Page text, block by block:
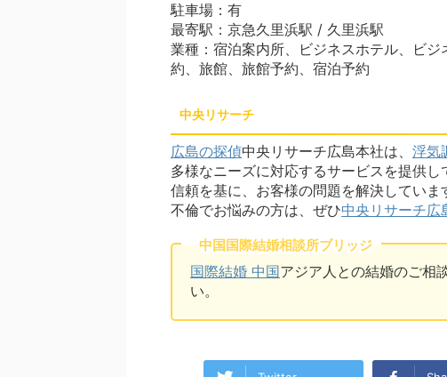
駐車場：有
最寄駅：京急久里浜駅 / 久里浜駅
業種：宿泊案内所、ビジネスホテル、ビ
約、旅館、旅館予約、宿泊予約
中央リサーチ
広島の探偵中央リサーチ広島本社は、 浮気
多様なニーズに対応するサービスを提供
信頼を基に、お客様の問題を解決してい
不倫でお悩みの方は、ぜひ中央リサーチ広
中国国際結婚相談所ブリッジ
国際結婚 中国アジア人との結婚のご相
い。